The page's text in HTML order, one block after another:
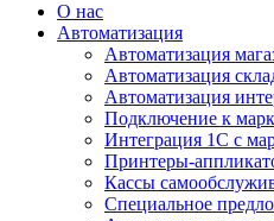
О нас
Автоматизация
Автоматизация
Автоматизация
Автоматизация
Подключение к
Интеграция 1С с
Принтеры-
Кассы
Специальное